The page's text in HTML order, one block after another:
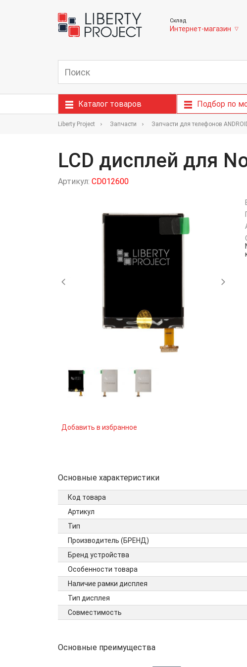
Склад
Интернет-магазин ▽
Каталог товаров Подбор по
Liberty Project Запчасти Запчасти для телефонов
LCD дисплей для
Артикул: CD012600
Добавить в избранное
Основные характеристики
Код товара
Артикул
Тип
Производитель (БРЕНД)
Бренд устройства
Особенности товара
Наличие рамки дисплея
Тип дисплея
Совместимость
Основные преимущества